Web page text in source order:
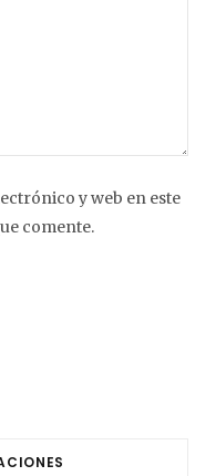
y web en este
comente.